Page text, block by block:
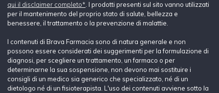
qui il disclaimer completo* . I prodotti presenti sul sito vanno utilizzati
per il mantenimento del proprio stato di salute, bellezza e
benessere, il trattamento o la prevenzione di malattie.
I contenuti di Brava Farmacia sono di natura generale e non
possono essere considerati dei suggerimenti per la formulazione di
diagnosi, per scegliere un trattamento, un farmaco o per
determinarne la sua sospensione, non devono mai sostituire i
consigli di un medico sia generico che specializzato, né di un
dietologo né di un fisioterapista. L'uso dei contenuti avviene sotto la